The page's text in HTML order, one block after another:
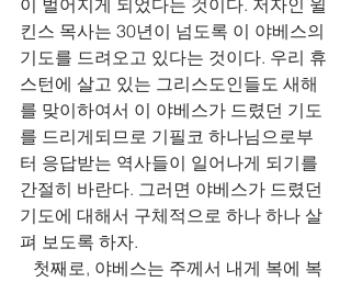
이 벌어지게 되었다는 것이다. 저자인 윌
킨스 목사는 30년이 넘도록 이 야베스의
기도를 드려오고 있다는 것이다. 우리 휴
스턴에 살고 있는 그리스도인들도 새해
를 맞이하여서 이 야베스가 드렸던 기도
를 드리게되므로 기필코 하나님으로부
터 응답받는 역사들이 일어나게 되기를
간절히 바란다. 그러면 야베스가 드렸던
기도에 대해서 구체적으로 하나 하나 살
펴 보도록 하자.
첫째로, 야베스는 주께서 내게 복에 복